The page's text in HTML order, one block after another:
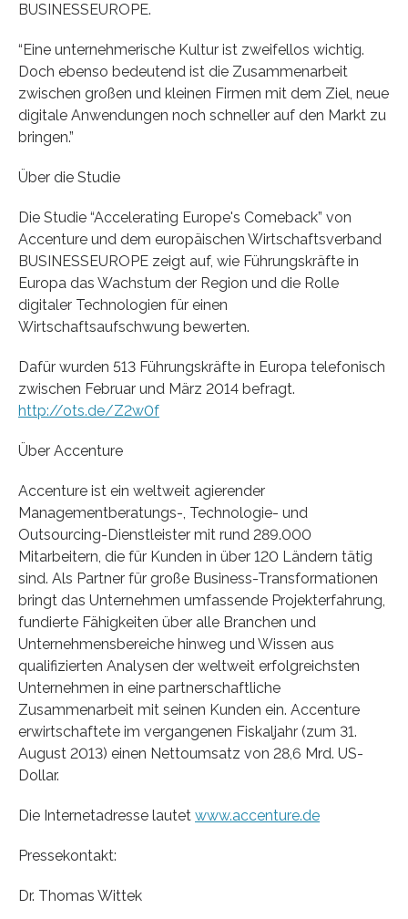
BUSINESSEUROPE.
“Eine unternehmerische Kultur ist zweifellos wichtig.
Doch ebenso bedeutend ist die Zusammenarbeit
zwischen großen und kleinen Firmen mit dem Ziel, neue
digitale Anwendungen noch schneller auf den Markt zu
bringen.”
Über die Studie
Die Studie “Accelerating Europe's Comeback” von
Accenture und dem europäischen Wirtschaftsverband
BUSINESSEUROPE zeigt auf, wie Führungskräfte in
Europa das Wachstum der Region und die Rolle
digitaler Technologien für einen
Wirtschaftsaufschwung bewerten.
Dafür wurden 513 Führungskräfte in Europa telefonisch
zwischen Februar und März 2014 befragt.
http://ots.de/Z2w0f
Über Accenture
Accenture ist ein weltweit agierender
Managementberatungs-, Technologie- und
Outsourcing-Dienstleister mit rund 289.000
Mitarbeitern, die für Kunden in über 120 Ländern tätig
sind. Als Partner für große Business-Transformationen
bringt das Unternehmen umfassende Projekterfahrung,
fundierte Fähigkeiten über alle Branchen und
Unternehmensbereiche hinweg und Wissen aus
qualifizierten Analysen der weltweit erfolgreichsten
Unternehmen in eine partnerschaftliche
Zusammenarbeit mit seinen Kunden ein. Accenture
erwirtschaftete im vergangenen Fiskaljahr (zum 31.
August 2013) einen Nettoumsatz von 28,6 Mrd. US-
Dollar.
Die Internetadresse lautet www.accenture.de
Pressekontakt:
Dr. Thomas Wittek